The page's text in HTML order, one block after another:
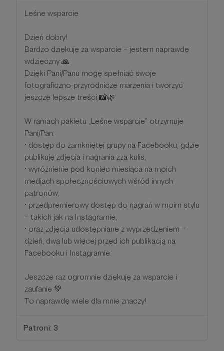
Leśne wsparcie
Dzień dobry!
Bardzo dziękuję za wsparcie – jestem naprawdę
wdzięczny 🙏
Dzięki Pani/Panu mogę spełniać swoje
fotograficzno-przyrodnicze marzenia i tworzyć
jeszcze lepsze treści 📸🌿
W ramach pakietu „Leśne wsparcie” otrzymuje
Pani/Pan:
• dostęp do zamkniętej grupy na Facebooku, gdzie
publikuję zdjęcia i nagrania zza kulis,
• wyróżnienie pod koniec miesiąca na moich
mediach społecznościowych wśród innych
patronów,
• przedpremierowy dostęp do nagrań w moim stylu
– takich jak na Instagramie,
• oraz zdjęcia udostępniane z wyprzedzeniem –
dzień, dwa lub więcej przed ich publikacją na
Facebooku i Instagramie.
Jeszcze raz ogromnie dziękuję za wsparcie i
zaufanie 💚
To naprawdę wiele dla mnie znaczy!
Patroni: 3